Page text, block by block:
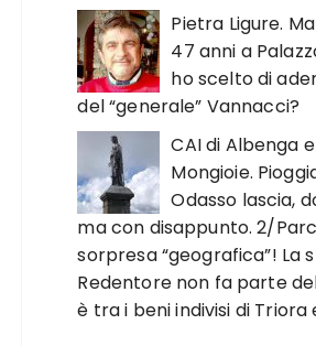
Pietra Ligure.
47 anni a
ho scelto di
del “generale” Vannacci?
CAI di Albenga
Mongioie.
Odasso lascia,
ma con disappunto. 2/
sorpresa “geografica”! La
Redentore non fa parte
è tra i beni indivisi di Triora